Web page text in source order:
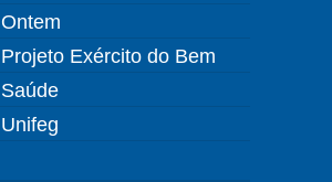
Ontem
Projeto Exército do Bem
Saúde
Unifeg